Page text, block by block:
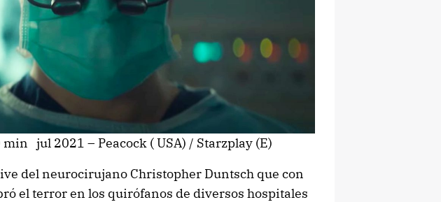
jul 2021 – Peacock ( USA) / Starzplay (E)
del neurocirujano Christopher Duntsch que con
el terror en los quirófanos de diversos hospitales